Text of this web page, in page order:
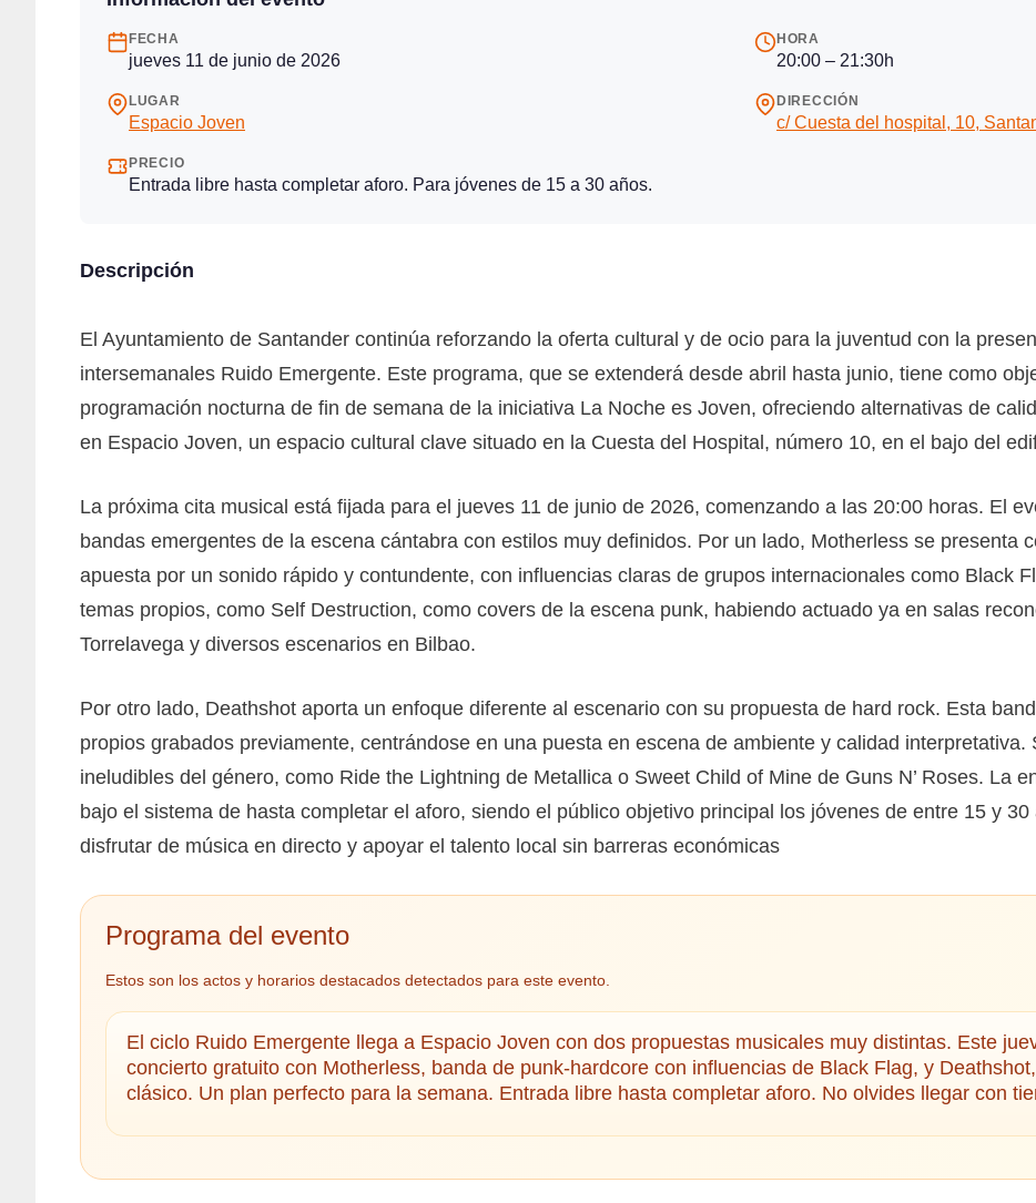
FECHA
jueves 11 de junio de 2026
HORA
20:00 – 21:30h
LUGAR
Espacio Joven
DIRECCIÓN
c/ Cuesta del hospital, 10,
PRECIO
Entrada libre hasta completar aforo. Para jóvenes de 15 a 30 años.
Descripción
El Ayuntamiento de Santander continúa reforzando la oferta cultural y de ocio para la juventud con la
intersemanales Ruido Emergente. Este programa, que se extenderá desde abril hasta junio, tiene como
programación nocturna de fin de semana de la iniciativa La Noche es Joven, ofreciendo alternativas de
en Espacio Joven, un espacio cultural clave situado en la Cuesta del Hospital, número 10, en el bajo del
La próxima cita musical está fijada para el jueves 11 de junio de 2026, comenzando a las 20:00 horas. El
bandas emergentes de la escena cántabra con estilos muy definidos. Por un lado, Motherless se presenta
apuesta por un sonido rápido y contundente, con influencias claras de grupos internacionales como Black
temas propios, como Self Destruction, como covers de la escena punk, habiendo actuado ya en salas
Torrelavega y diversos escenarios en Bilbao.
Por otro lado, Deathshot aporta un enfoque diferente al escenario con su propuesta de hard rock. Esta
propios grabados previamente, centrándose en una puesta en escena de ambiente y calidad
ineludibles del género, como Ride the Lightning de Metallica o Sweet Child of Mine de Guns N’ Roses. La
bajo el sistema de hasta completar el aforo, siendo el público objetivo principal los jóvenes de entre 15 y
disfrutar de música en directo y apoyar el talento local sin barreras económicas
Programa del evento
Estos son los actos y horarios destacados detectados para este evento.
El ciclo Ruido Emergente llega a Espacio Joven con dos propuestas musicales muy distintas. Este
concierto gratuito con Motherless, banda de punk-hardcore con influencias de Black Flag, y
clásico. Un plan perfecto para la semana. Entrada libre hasta completar aforo. No olvides llegar con